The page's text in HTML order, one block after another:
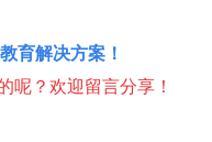
育解决方案！
呢？欢迎留言分享！